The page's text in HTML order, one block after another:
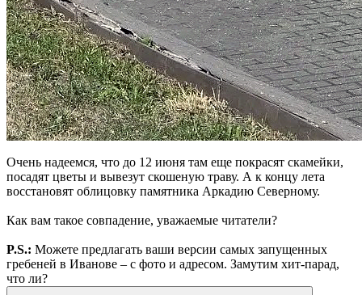
Очень надеемся, что до 12 июня там еще покрасят скамейки,
посадят цветы и вывезут скошеную траву. А к концу лета
восстановят облицовку памятника Аркадию Северному.
Как вам такое совпадение, уважаемые читатели?
P.S.: Можете предлагать ваши версии самых запущенных
гребеней в Иванове – с фото и адресом. Замутим хит-парад,
что ли?